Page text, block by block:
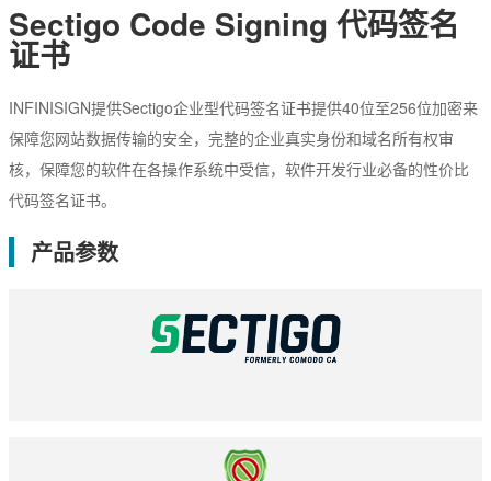
GeoTrust
Thawte
Sectigo
AlphaSSL
TLS/SSL类型
OV企业型
安装部署
安全技术
购买配置
SSL检测
购买产品
Sectigo Code Signing 代码签名
证书
INFINISIGN提供Sectigo企业型代码签名证书提供40位至256位加密来
保障您网站数据传输的安全，完整的企业真实身份和域名所有权审
核，保障您的软件在各操作系统中受信，软件开发行业必备的性价比
代码签名证书。
产品参数